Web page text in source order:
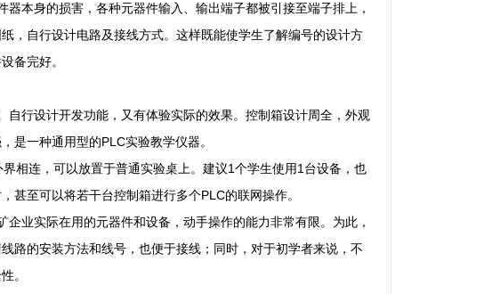
本身的损害，各种元器件输入、输出端子都被引接至端子排上，
，自行设计电路及接线方式。这样既能使学生了解编号的设计方
备完好。
行设计开发功能，又有体验实际的效果。控制箱设计周全，外观
是一种通用型的PLC实验教学仪器。
相连，可以放置于普通实验桌上。建议1个学生使用1台设备，也
甚至可以将若干台控制箱进行多个PLC的联网操作。
业实际在用的元器件和设备，动手操作的能力非常有限。为此，
路的安装方法和线号，也便于接线；同时，对于初学者来说，不
。